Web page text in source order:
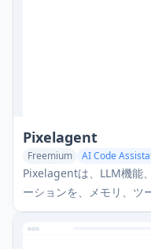
Pixelagent
Freemium AI Code
Pixelagentは、LLM機能
ーションを、メモリ、ツ
ルデータ処理のための独
ージェントを構築するた